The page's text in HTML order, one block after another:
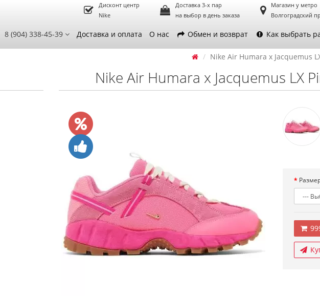
Дисконт центр
Nike
Доставка 3-х пар
на выбор в день заказа
Магазин у метро
Волгоградский
8 (904) 338-45-39 Доставка и оплата О нас Обмен и возврат Как выбрать
Nike Air Humara x Jacquemus
Nike Air Humara x Jacquemus LX